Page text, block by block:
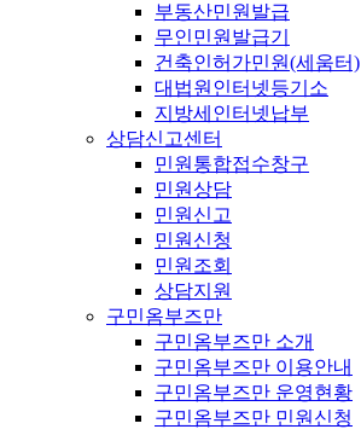
부동산민원발급
무인민원발급기
건축인허가민원(세움터)
대법원인터넷등기소
지방세인터넷납부
상담신고센터
민원통합접수창구
민원상담
민원신고
민원신청
민원조회
상담지원
구민옴부즈만
구민옴부즈만 소개
구민옴부즈만 이용안내
구민옴부즈만 운영현황
구민옴부즈만 민원신청